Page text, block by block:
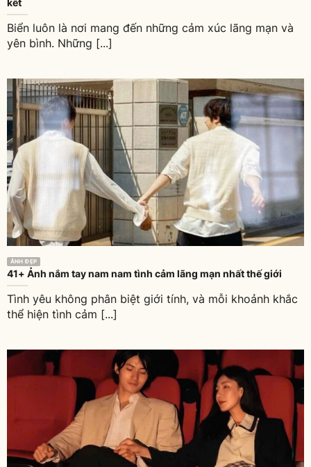
kết
Biển luôn là nơi mang đến những cảm xúc lãng mạn và
yên bình. Những [...]
ẢNH ĐẸP
41+ Ảnh nắm tay nam nam tình cảm lãng mạn nhất thế giới
Tình yêu không phân biệt giới tính, và mỗi khoảnh khắc
thể hiện tình cảm [...]